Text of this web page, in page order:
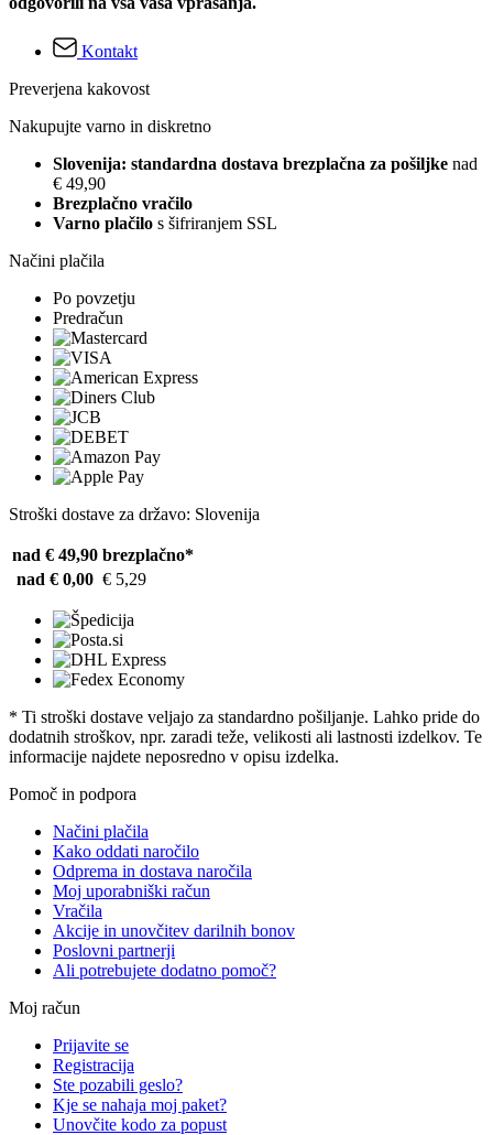
Kontakt
Preverjena kakovost
Nakupujte varno in diskretno
Slovenija: standardna dostava brezplačna za pošiljke nad
€ 49,90
Brezplačno vračilo
Varno plačilo s šifriranjem SSL
Načini plačila
Po povzetju
Predračun
Stroški dostave za državo: Slovenija
nad € 49,90 brezplačno*
nad € 0,00 € 5,29
* Ti stroški dostave veljajo za standardno pošiljanje. Lahko pride do
dodatnih stroškov, npr. zaradi teže, velikosti ali lastnosti izdelkov. Te
informacije najdete neposredno v opisu izdelka.
Pomoč in podpora
Načini plačila
Kako oddati naročilo
Odprema in dostava naročila
Moj uporabniški račun
Vračila
Akcije in unovčitev darilnih bonov
Poslovni partnerji
Ali potrebujete dodatno pomoč?
Moj račun
Prijavite se
Registracija
Ste pozabili geslo?
Kje se nahaja moj paket?
Unovčite kodo za popust